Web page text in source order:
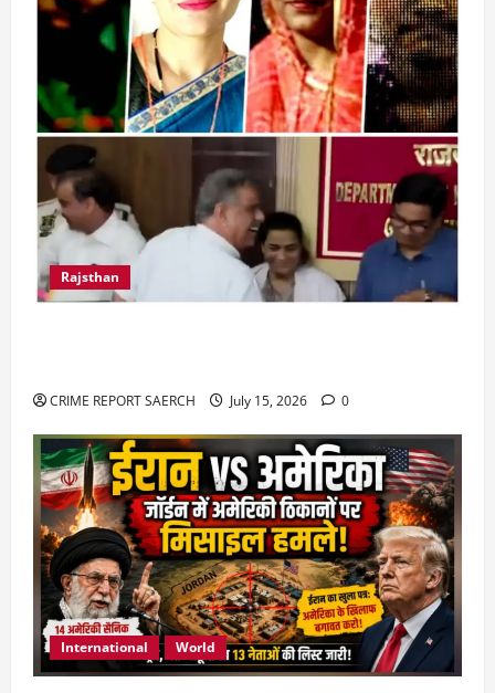
Rajsthan
CRIME REPORT SAERCH July 15, 2026 0
International World